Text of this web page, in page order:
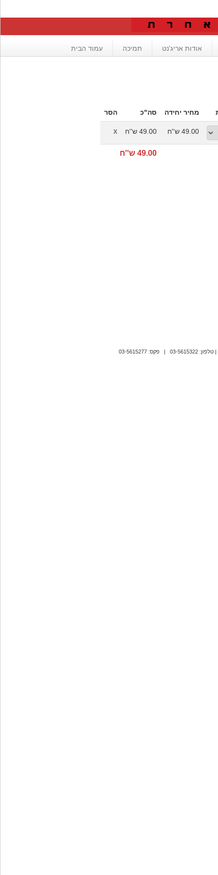
עמוד הבית תמיכה אודות אריג'נט
מחיר יחידה סה"כ הסר
49.00 ש''ח 49.00 ש''ח X
49.00 ש''ח
| טלפון: 03-5615322 | פקס: 03-5615277